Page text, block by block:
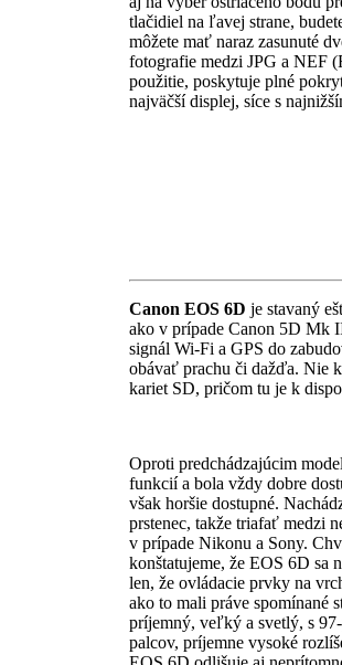
tlačidiel na ľavej strane,
môžete mať naraz zasunuté
fotografie medzi JPG a NEF
použitie, poskytuje plné
najväčší displej, síce s
Canon EOS 6D je stavaný
ako v prípade Canon 5D Mk
signál Wi-Fi a GPS do
obávať prachu či dažďa. Nie
kariet SD, pričom tu je k
Oproti predchádzajúcim
funkcií a bola vždy dobre
však horšie dostupné.
prstenec, takže triafať medzi
v prípade Nikonu a Sony.
konštatujeme, že EOS 6D sa
len, že ovládacie prvky na
ako to mali práve spomínané
príjemný, veľký a svetlý, s
palcov, príjemne vysoké